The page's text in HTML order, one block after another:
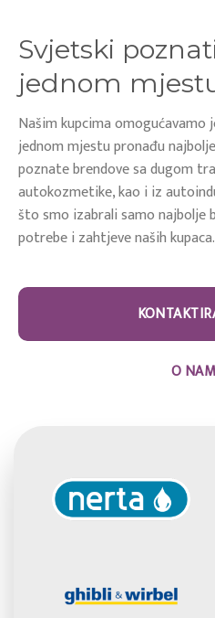
Svjetski
jednom
Našim kupcima omogućavamo
jednom mjestu pronađu
poznate brendove sa dugom
autokozmetike, kao i iz
što smo izabrali samo najbolje
potrebe i zahtjeve naših kupaca.
O